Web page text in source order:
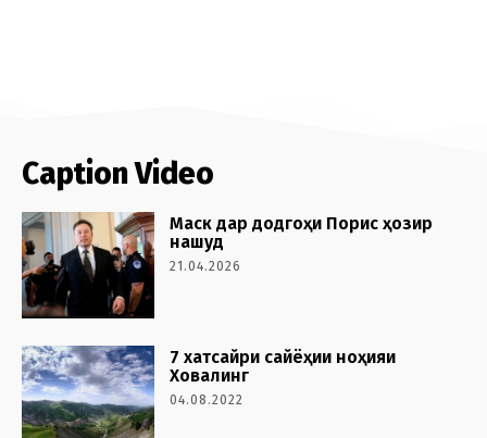
Caption Video
Маск дар додгоҳи Порис ҳозир
нашуд
21.04.2026
7 хатсайри сайёҳии ноҳияи
Ховалинг
04.08.2022